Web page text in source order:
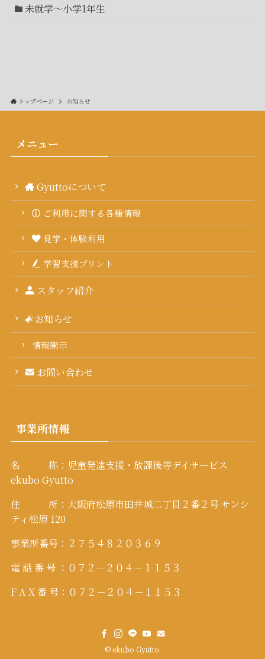
未就学～小学1年生
トップページ お知らせ
メニュー
Gyuttoについて
ご利用に関する各種情報
見学・体験利用
学習支援プリント
スタッフ紹介
お知らせ
情報開示
お問い合わせ
事業所情報
名 称：児童発達支援・放課後等デイサービス
ekubo Gyutto
住 所：大阪府松原市田井城二丁目２番２号 サンシ
ティ松原 120
事業所番号：２７５４８２０３６９
電 話 番 号 ：０７２－２０４－１１５３
F A X 番 号：０７２－２０４－１１５３
©ekubo Gyutto.